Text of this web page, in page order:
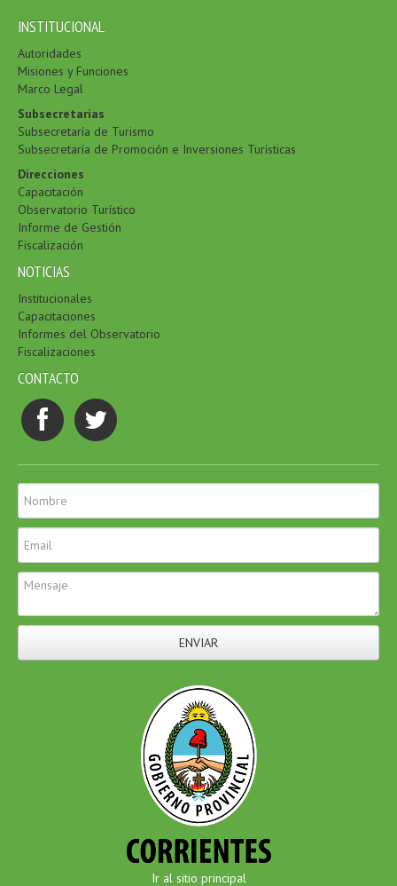
INSTITUCIONAL
Autoridades
Misiones y Funciones
Marco Legal
Subsecretarías
Subsecretaría de Turismo
Subsecretaría de Promoción e Inversiones Turísticas
Direcciones
Capacitación
Observatorio Turístico
Informe de Gestión
Fiscalización
NOTICIAS
Institucionales
Capacitaciones
Informes del Observatorio
Fiscalizaciones
CONTACTO
ENVIAR
Ir al sitio principal